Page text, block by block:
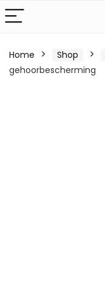
Home Shop
gehoorbescherming